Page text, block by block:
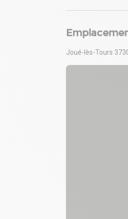
Joué-lès-Tours